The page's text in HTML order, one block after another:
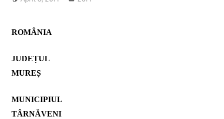
ROMÂNIA
JUDEȚUL
MUREȘ
MUNICIPIUL
TÂRNĂVENI